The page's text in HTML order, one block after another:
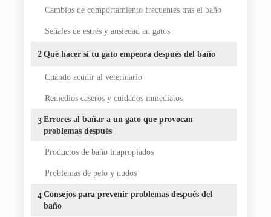
Cambios de comportamiento frecuentes tras el baño
Señales de estrés y ansiedad en gatos
2 Qué hacer si tu gato empeora después del baño
Cuándo acudir al veterinario
Remedios caseros y cuidados inmediatos
3 Errores al bañar a un gato que provocan
problemas después
Productos de baño inapropiados
Problemas de pelo y nudos
4 Consejos para prevenir problemas después del
baño